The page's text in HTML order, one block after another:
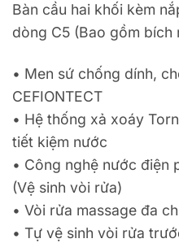
Bàn cầu hai khối kèm
dòng C5 (Bao gồm bích
• Men sứ chống dính,
CEFIONTECT
• Hệ thống xả xoáy
tiết kiệm nước
• Công nghệ nước điện
(Vệ sinh vòi rửa)
• Vòi rửa massage đa
• Tự vệ sinh vòi rửa